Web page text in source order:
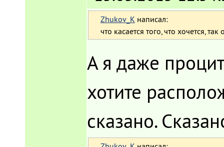
Zhukov_K написал:
что касается того, что хочется,
А я даже
хотите
сказано.